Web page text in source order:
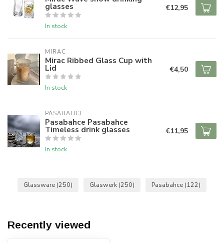
glasses
In stock
€12,95
MIRAC
Mirac Ribbed Glass Cup with
Lid
In stock
€4,50
PASABAHCE
Pasabahce Pasabahce
Timeless drink glasses
In stock
€11,95
Glassware (250) Glaswerk (250) Pasabahce (122)
Recently viewed